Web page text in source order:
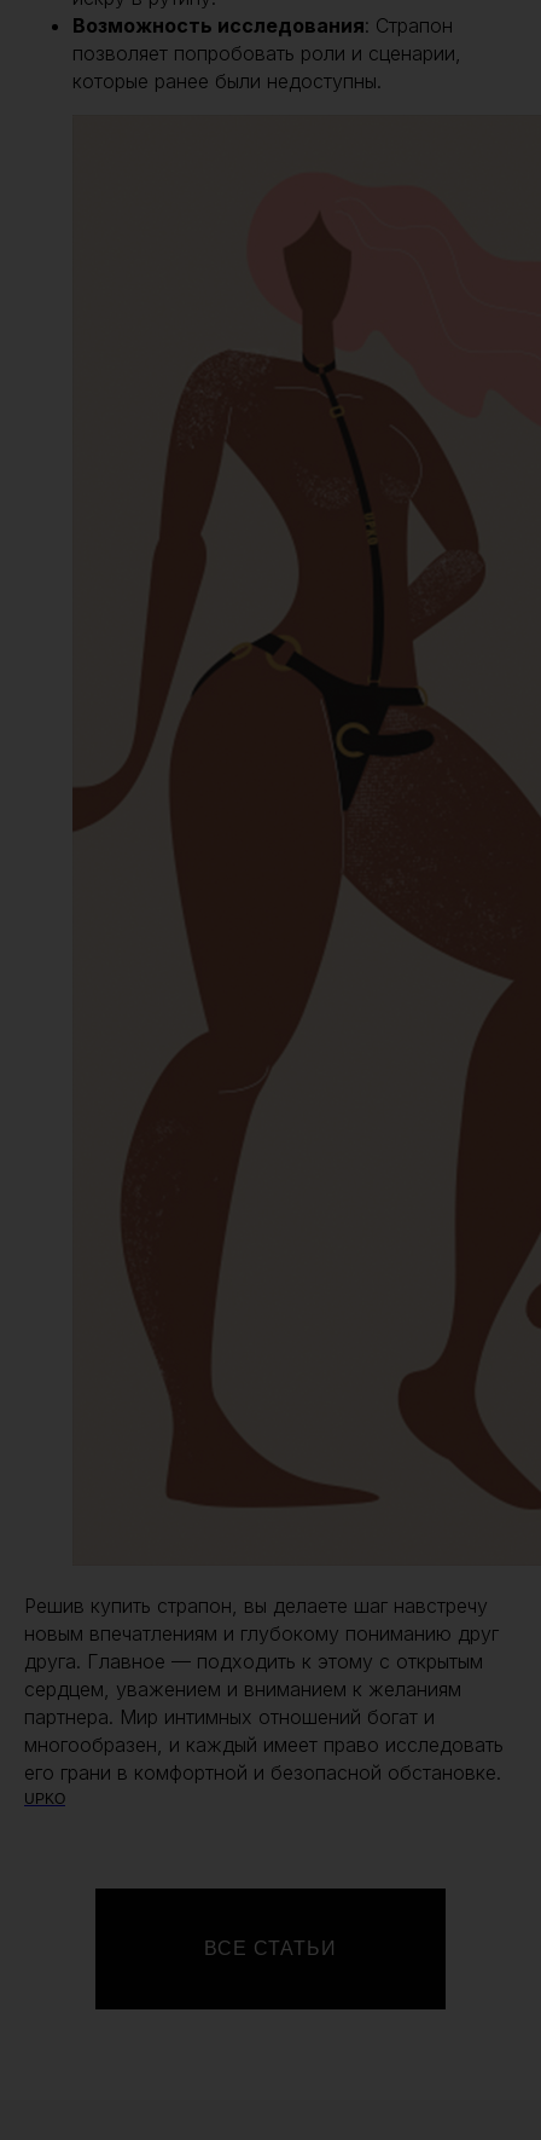
Возможность исследования: Страпон
позволяет попробовать роли и сценарии,
которые ранее были недоступны.
Решив купить страпон, вы делаете шаг навстречу
новым впечатлениям и глубокому пониманию друг
друга. Главное — подходить к этому с открытым
сердцем, уважением и вниманием к желаниям
партнера. Мир интимных отношений богат и
многообразен, и каждый имеет право исследовать
его грани в комфортной и безопасной обстановке.
UPKO
ВСЕ СТАТЬИ